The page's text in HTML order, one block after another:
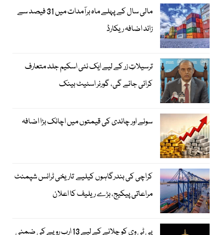
مالی سال کے پہلے ماہ برآمدات میں 31 فیصد سے
زائد اضافہ ریکارڈ
ترسیلاتِ زر کے لیے ایک نئی اسکیم جلد متعارف
کرائی جائے گی، گورنر اسٹیٹ بینک
سونے اور چاندی کی قیمتوں میں اچانک بڑا اضافہ
کراچی کی بندرگاہوں کیلیے تاریخی ٹرانس شپمنٹ
مراعاتی پیکیج، بڑے ریلیف کا اعلان
پی ٹی وی کو چلانے کے لیے 13 ارب روپے کی ضمنی